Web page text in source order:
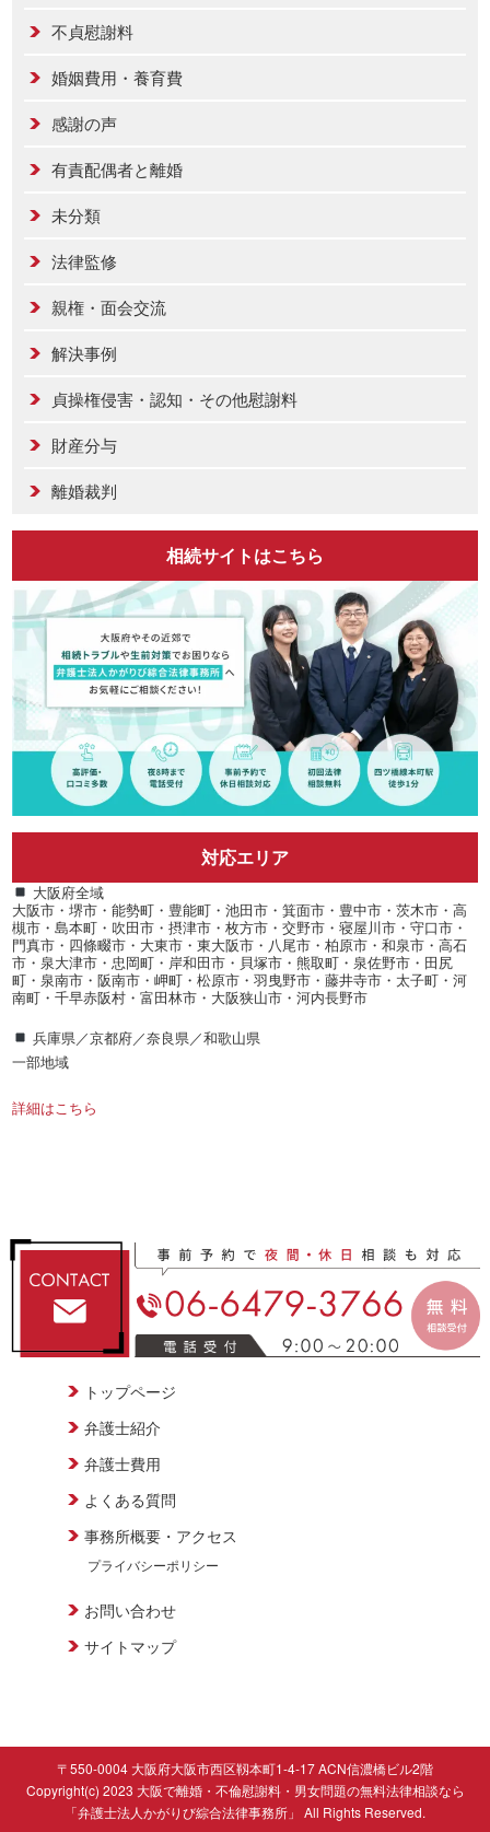
不貞慰謝料
婚姻費用・養育費
感謝の声
有責配偶者と離婚
未分類
法律監修
親権・面会交流
解決事例
貞操権侵害・認知・その他慰謝料
財産分与
離婚裁判
相続サイトはこちら
対応エリア
大阪府全域
大阪市・堺市・能勢町・豊能町・池田市・箕面市・豊中市・茨木市・高
槻市・島本町・吹田市・摂津市・枚方市・交野市・寝屋川市・守口市・
門真市・四條畷市・大東市・東大阪市・八尾市・柏原市・和泉市・高石
市・泉大津市・忠岡町・岸和田市・貝塚市・熊取町・泉佐野市・田尻
町・泉南市・阪南市・岬町・松原市・羽曳野市・藤井寺市・太子町・河
南町・千早赤阪村・富田林市・大阪狭山市・河内長野市
兵庫県／京都府／奈良県／和歌山県
一部地域
詳細はこちら
トップページ
弁護士紹介
弁護士費用
よくある質問
事務所概要・アクセス
プライバシーポリシー
お問い合わせ
サイトマップ
〒550-0004 大阪府大阪市西区靱本町1-4-17 ACN信濃橋ビル2階
Copyright(c) 2023 大阪で離婚・不倫慰謝料・男女問題の無料法律相談なら
「弁護士法人かがりび綜合法律事務所」 All Rights Reserved.